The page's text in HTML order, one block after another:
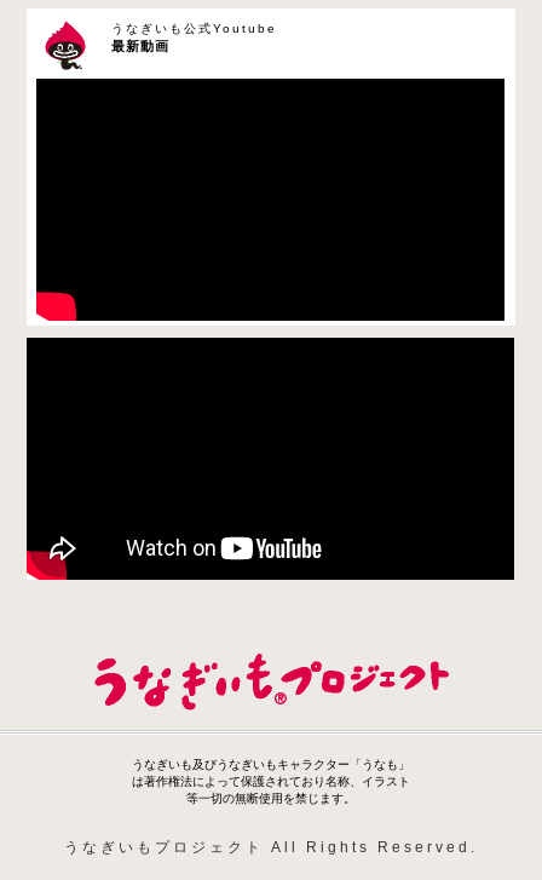
最新動画
うなぎいも公式Youtube
うなぎいも及びうなぎいもキャラクター「うなも」
は著作権法によって保護されており名称、イラスト
等一切の無断使用を禁じます。
うなぎいもプロジェクト All Rights Reserved.